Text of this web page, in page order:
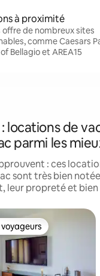
à proximité
offre de nombreux sites
comme Caesars
Bellagio et AREA15
locations de
parmi les
: ces
sont très bien
leur propreté et bien
les plus